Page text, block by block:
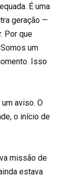
É uma
geração —
Por que
um
Isso
aviso. O
o início de
missão de
estava